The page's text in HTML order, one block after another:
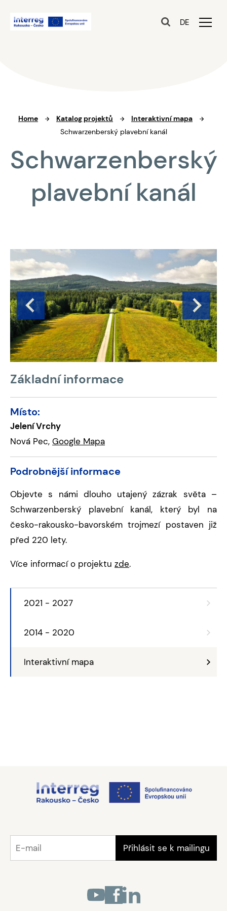
DE
Home Katalog projektů
Interaktivní mapa
Schwarzenberský plavební kanál
Schwarzenberský
plavební kanál
2021 - 2027
2014 - 2020
Interaktivní mapa
Základní informace
Místo:
Jelení Vrchy
Nová Pec, Google Mapa
Podrobnější informace
Objevte s námi dlouho utajený zázrak světa –
Schwarzenberský plavební kanál, který byl na
česko-rakousko-bavorském trojmezí postaven již
před 220 lety.
Více informací o projektu zde.